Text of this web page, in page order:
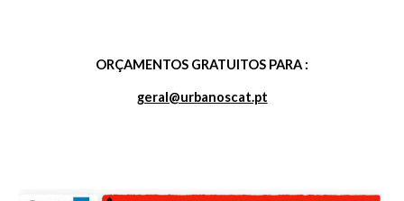
ORÇAMENTOS GRATUITOS PARA :
geral@urbanoscat.pt